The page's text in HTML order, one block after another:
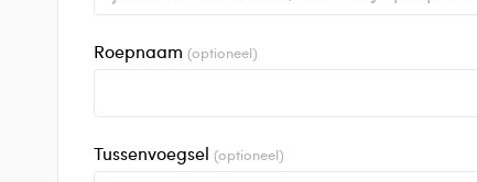
Roepnaam (optioneel)
Tussenvoegsel (optioneel)